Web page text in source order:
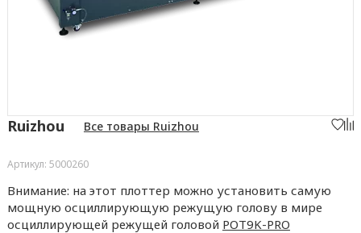
Ruizhou Все товары Ruizhou
Артикул: 5000260
Внимание: на этот плоттер можно установить самую
мощную осциллирующую режущую голову в мире
осциллирующей режущей головой POT9K-PRO